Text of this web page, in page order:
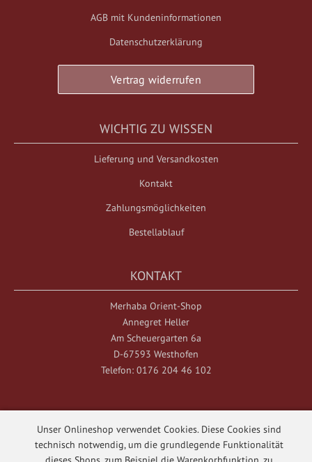
AGB mit Kundeninformationen
Datenschutzerklärung
Vertrag widerrufen
WICHTIG ZU WISSEN
Lieferung und Versandkosten
Kontakt
Zahlungsmöglichkeiten
Bestellablauf
KONTAKT
Merhaba Orient-Shop
Annegret Heller
Am Scheuergarten 6a
D-67593 Westhofen
Telefon: 0176 204 46 102
Unser Onlineshop verwendet Cookies. Diese Cookies sind
technisch notwendig, um die grundlegende Funktionalität